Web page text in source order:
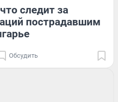
следит за
пострадавшим
Обсудить